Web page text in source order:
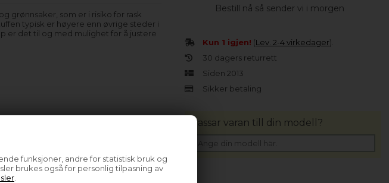
funksjoner, andre for statistisk bruk og
brukes også for personlig tilpasning av
grønnsaker, som er i risiko for rask
typisk er høyere enn øvrige steder i
er det til og med mulighet for å justere
Bestill nå så sender vi i morgen
Kun 1 igjen! (Lev. 2-4 virkedager).
30 dagers returrett
Siden 2013
Sikker betaling
Passar varan till din modell?